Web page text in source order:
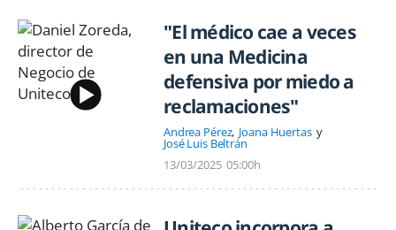
"El médico cae a veces
en una Medicina
defensiva por miedo a
reclamaciones"
Andrea Pérez Joana Huertas
José Luis Beltrán
13/03/2025 05:00h